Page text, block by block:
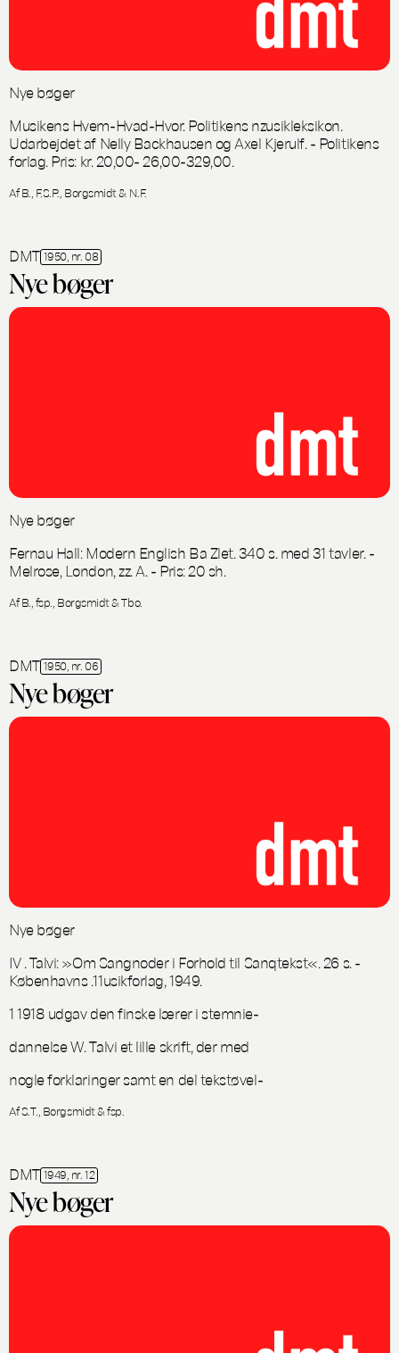
Nye bøger
Musikens Hvem-Hvad-Hvor. Politikens nzusikleksikon.
Udarbejdet af Nelly Backhausen og Axel Kjerulf. - Politikens
forlag. Pris: kr. 20,00- 26,00-329,00.
Af B., F.S.P., Borgsmidt & N.F.
DMT 1950, nr. 08
Nye bøger
Nye bøger
Fernau Hall: Modern English Ba Zlet. 340 s. med 31 tavler. -
Melrose, London, zz. A. - Pris: 20 sh.
Af B., fsp., Borgsmidt & Tbo.
DMT 1950, nr. 06
Nye bøger
Nye bøger
IV . Talvi: »Om Sangnoder i Forhold til Sanqtekst«. 26 s. -
Københavns .11usikforlag, 1949.
1 1918 udgav den finske lærer i stemnie-
dannelse W. Talvi et lille skrift, der med
nogle forklaringer samt en del tekstøvel-
Af S.T., Borgsmidt & fsp.
DMT 1949, nr. 12
Nye bøger